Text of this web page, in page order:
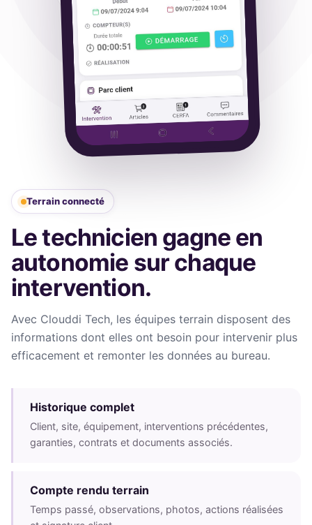
Terrain connecté
Le technicien gagne en
autonomie sur chaque
intervention.
Avec Clouddi Tech, les équipes terrain disposent des
informations dont elles ont besoin pour intervenir plus
efficacement et remonter les données au bureau.
Historique complet
Client, site, équipement, interventions précédentes,
garanties, contrats et documents associés.
Compte rendu terrain
Temps passé, observations, photos, actions réalisées